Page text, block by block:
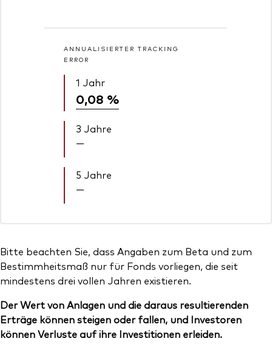
ANNUALISIERTER TRACKING
ERROR
1 Jahr
0,08 %
3 Jahre
—
5 Jahre
—
Bitte beachten Sie, dass Angaben zum Beta und zum
Bestimmheitsmaß nur für Fonds vorliegen, die seit
mindestens drei vollen Jahren existieren.
Der Wert von Anlagen und die daraus resultierenden
Erträge können steigen oder fallen, und Investoren
können Verluste auf ihre Investitionen erleiden.